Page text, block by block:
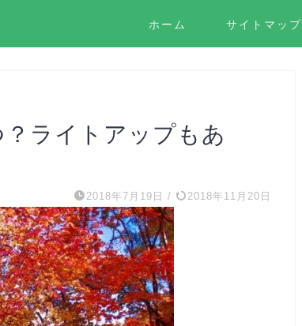
ホーム サイトマップ
ライトアップもあ
2018年7月19日 / 2018年11月20日